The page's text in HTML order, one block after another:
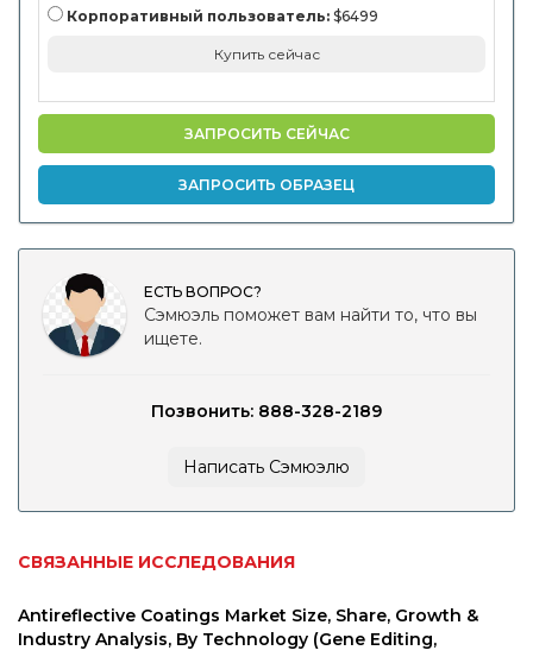
Корпоративный пользователь: $6499
Купить сейчас
ЗАПРОСИТЬ СЕЙЧАС
ЗАПРОСИТЬ ОБРАЗЕЦ
ЕСТЬ ВОПРОС?
Сэмюэль поможет вам найти то, что вы
ищете.
Позвонить: 888-328-2189
Написать Сэмюэлю
СВЯЗАННЫЕ ИССЛЕДОВАНИЯ
Antireflective Coatings Market Size, Share, Growth &
Industry Analysis, By Technology (Gene Editing,